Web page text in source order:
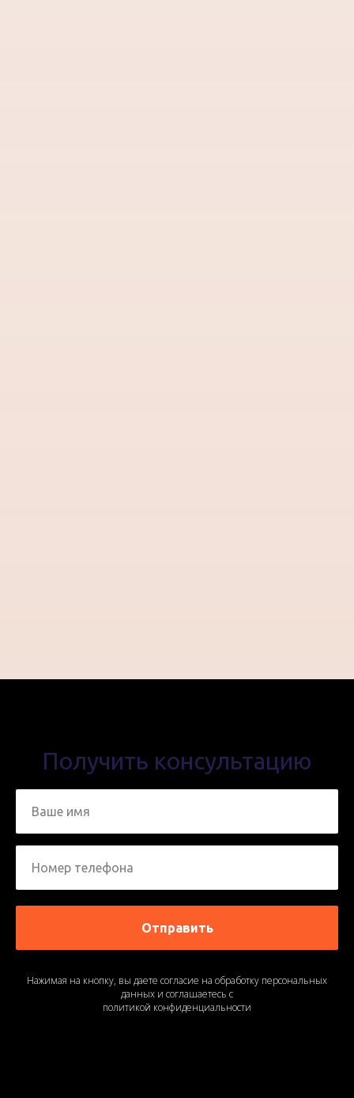
Получить консультацию
Отправить
Нажимая на кнопку, вы даете согласие на обработку персональных
данных и соглашаетесь с
политикой конфиденциальности